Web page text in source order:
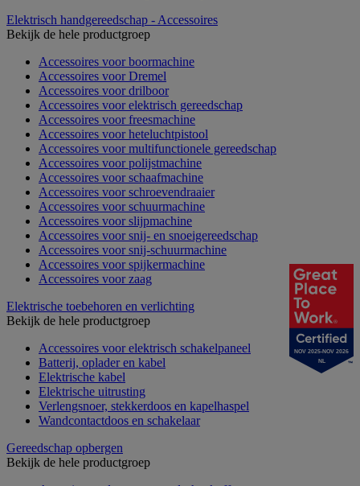
Elektrisch handgereedschap - Accessoires
Bekijk de hele productgroep
Accessoires voor boormachine
Accessoires voor Dremel
Accessoires voor drilboor
Accessoires voor elektrisch gereedschap
Accessoires voor freesmachine
Accessoires voor heteluchtpistool
Accessoires voor multifunctionele gereedschap
Accessoires voor polijstmachine
Accessoires voor schaafmachine
Accessoires voor schroevendraaier
Accessoires voor schuurmachine
Accessoires voor slijpmachine
Accessoires voor snij- en snoeigereedschap
Accessoires voor snij-schuurmachine
Accessoires voor spijkermachine
Accessoires voor zaag
Elektrische toebehoren en verlichting
Bekijk de hele productgroep
Accessoires voor elektrisch schakelpaneel
Batterij, oplader en kabel
Elektrische kabel
Elektrische uitrusting
Verlengsnoer, stekkerdoos en kapelhaspel
Wandcontactdoos en schakelaar
Gereedschap opbergen
Bekijk de hele productgroep
NOV 2025-NOV 2026
NL